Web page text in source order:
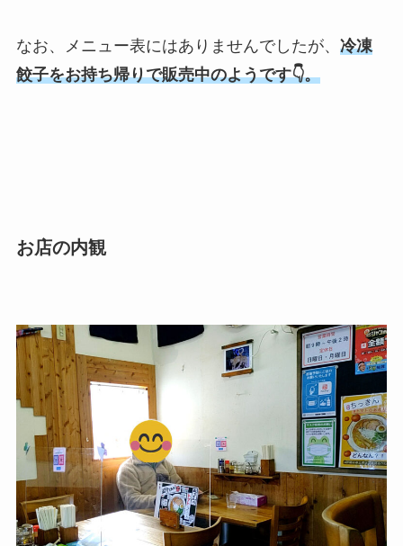
なお、メニュー表にはありませんでしたが、 冷凍
餃子をお持ち帰りで販売中のようです👇。
お店の内観